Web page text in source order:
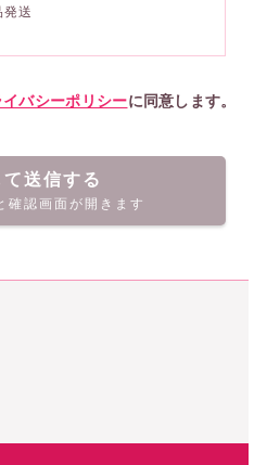
送
イバシーポリシーに同意します。
て送信する
確認画面が開きます